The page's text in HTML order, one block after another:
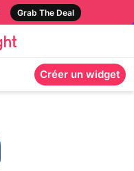
Grab The Deal
Créer un widget